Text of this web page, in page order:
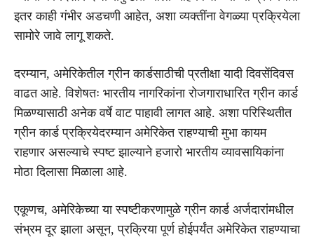
इतर काही गंभीर अडचणी आहेत, अशा व्यक्तींना वेगळ्या प्रक्रियेला
सामोरे जावे लागू शकते.
दरम्यान, अमेरिकेतील ग्रीन कार्डसाठीची प्रतीक्षा यादी दिवसेंदिवस
वाढत आहे. विशेषतः भारतीय नागरिकांना रोजगाराधारित ग्रीन कार्ड
मिळण्यासाठी अनेक वर्षे वाट पाहावी लागत आहे. अशा परिस्थितीत
ग्रीन कार्ड प्रक्रियेदरम्यान अमेरिकेत राहण्याची मुभा कायम
राहणार असल्याचे स्पष्ट झाल्याने हजारो भारतीय व्यावसायिकांना
मोठा दिलासा मिळाला आहे.
एकूणच, अमेरिकेच्या या स्पष्टीकरणामुळे ग्रीन कार्ड अर्जदारांमधील
संभ्रम दूर झाला असून, प्रक्रिया पूर्ण होईपर्यंत अमेरिकेत राहण्याचा